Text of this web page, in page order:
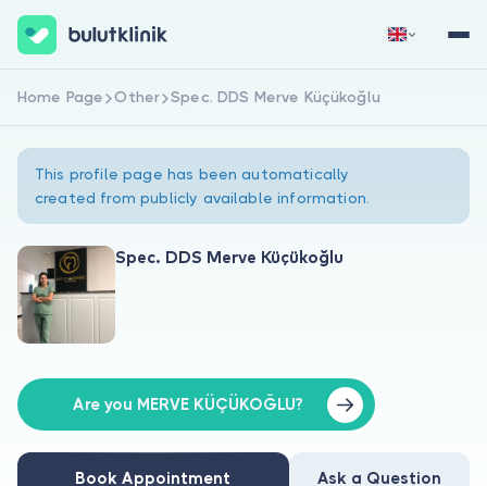
About Us
For Doctors
Sign Up Now Sign In
Home Page Other Spec. DDS Merve Küçükoğlu
This profile page has been automatically
created from publicly available information.
Spec. DDS Merve Küçükoğlu
Are you MERVE KÜÇÜKOĞLU?
Book Appointment Ask a Question